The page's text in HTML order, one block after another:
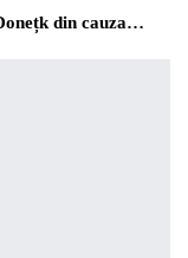
din cauza…